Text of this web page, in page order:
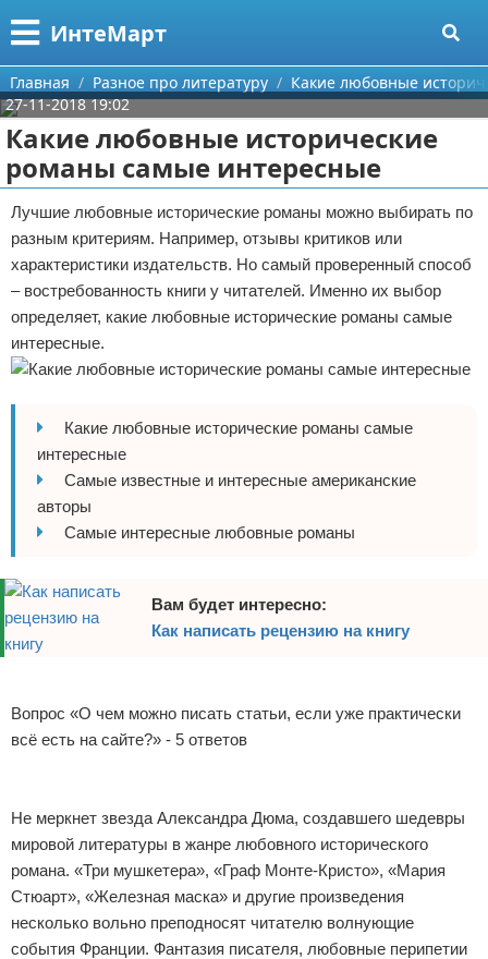
ИнтеМарт
Меню
Главная
Категории
Научная литература
Художественная литература
Поэзия
Самоиздательство
Сценарии
Публикации
Журналы и рассылки
Обзоры разных книг
Поиск
О проекте
Контакты
Сотрудничество
Размещение рекламы
Для правообладателей
Условия предоставления информации
Отказ от ответственности
Главная Разное про литературу
Какие любовные
27-11-2018 19:02
Какие любовные исторические
романы самые интересные
Лучшие любовные исторические романы можно выбирать по
разным критериям. Например, отзывы критиков или
характеристики издательств. Но самый проверенный способ
– востребованность книги у читателей. Именно их выбор
определяет, какие любовные исторические романы самые
интересные.
Какие любовные исторические романы самые
интересные
Самые известные и интересные американские
авторы
Самые интересные любовные романы
Вам будет интересно:
Как написать рецензию на книгу
Вопрос «О чем можно писать статьи, если уже практически
всё есть на сайте?» - 5 ответов
Не меркнет звезда Александра Дюма, создавшего шедевры
мировой литературы в жанре любовного исторического
романа. «Три мушкетера», «Граф Монте-Кристо», «Мария
Стюарт», «Железная маска» и другие произведения
несколько вольно преподносят читателю волнующие
события Франции. Фантазия писателя, любовные перипетии